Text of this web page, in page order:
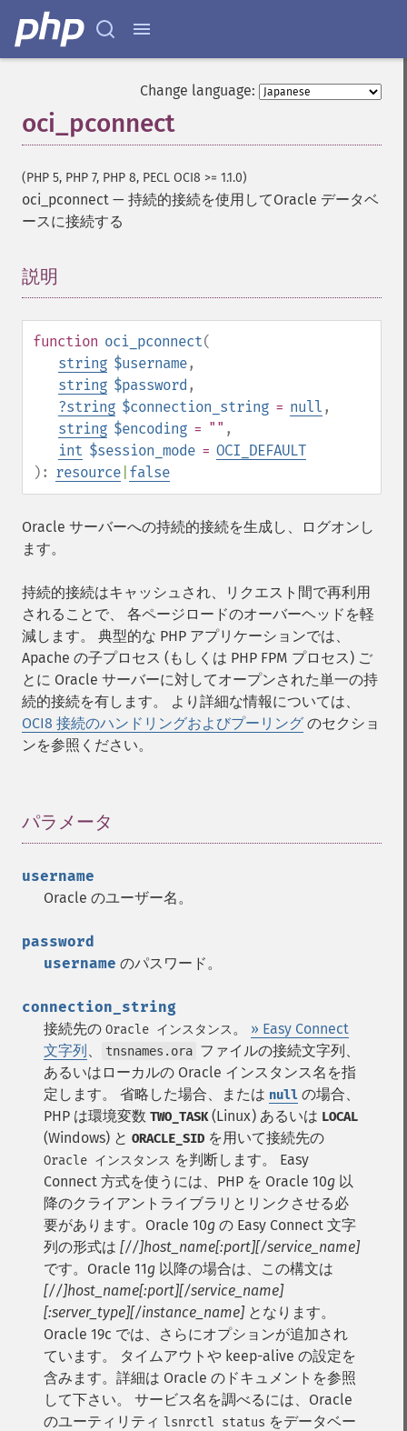
Change language:
oci_pconnect
(PHP 5, PHP 7, PHP 8, PECL OCI8 >= 1.1.0)
oci_pconnect — 持続的接続を使用してOracle データベ
ースに接続する
説明
function oci_pconnect(
string $username,
string $password ,
?string $connection_string = null ,
string $encoding = "" ,
int $session_mode = OCI_DEFAULT
): resource false
Oracle サーバーへの持続的接続を生成し、ログオンし
ます。
持続的接続はキャッシュされ、リクエスト間で再利用
されることで、 各ページロードのオーバーヘッドを軽
減します。 典型的な PHP アプリケーションでは、
Apache の子プロセス (もしくは PHP FPM プロセス) ご
とに Oracle サーバーに対してオープンされた単一の持
続的接続を有します。 より詳細な情報については、
OCI8 接続のハンドリングおよびプーリング のセクショ
ンを参照ください。
パラメータ
username
Oracle のユーザー名。
password
username のパスワード。
connection_string
接続先の Oracle インスタンス。 » Easy Connect
文字列、 tnsnames.ora ファイルの接続文字列、
あるいはローカルの Oracle インスタンス名を指
定します。 省略した場合、または null の場合、
PHP は環境変数 TWO_TASK(Linux) あるいは LOCAL
(Windows) と ORACLE_SID を用いて接続先の
Oracle インスタンス を判断します。 Easy
Connect 方式を使うには、PHP を Oracle 10g 以
降のクライアントライブラリとリンクさせる必
要があります。Oracle 10g の Easy Connect 文字
列の形式は [//]host_name[:port][/service_name]
です。Oracle 11g 以降の場合は、この構文は
[//]host_name[:port][/service_name]
[:server_type][/instance_name]となります。
Oracle 19c では、さらにオプションが追加され
ています。 タイムアウトや keep-alive の設定を
含みます。詳細は Oracle のドキュメントを参照
して下さい。 サービス名を調べるには、Oracle
のユーティリティ lsnrctl status をデータベー